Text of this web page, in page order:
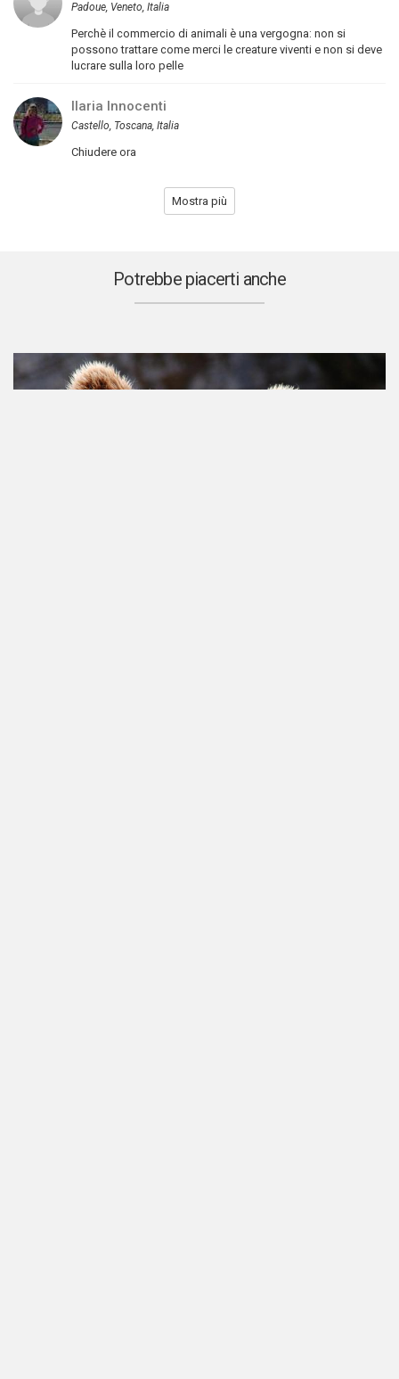
Padoue, Veneto, Italia
Perchè il commercio di animali è una vergogna: non si
possono trattare come merci le creature viventi e non si deve
lucrare sulla loro pelle
Ilaria Innocenti
Castello, Toscana, Italia
Chiudere ora
Mostra più
Potrebbe piacerti anche